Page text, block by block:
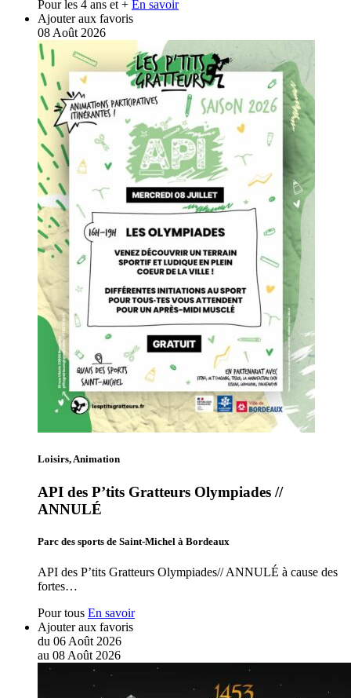
Pour les 4 ans et + En savoir
Ajouter aux favoris
08 Août 2026
Loisirs, Animation
API des P’tits Gratteurs Olympiades //
ANNULÉ
Parc des sports de Saint-Michel à Bordeaux
API des P’tits Gratteurs Olympiades// ANNULÉ à cause des
fortes…
Pour tous En savoir
Ajouter aux favoris
du 06 Août 2026
au 08 Août 2026